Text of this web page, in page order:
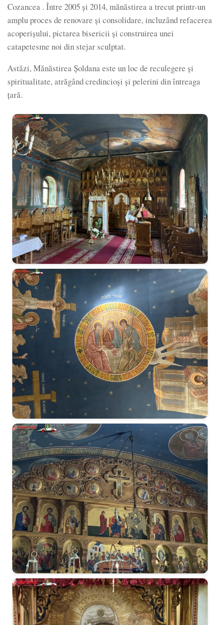
Cozancea . Între 2005 și 2014, mănăstirea a trecut printr-un
amplu proces de renovare și consolidare, incluzând refacerea
acoperișului, pictarea bisericii și construirea unei
catapetesme noi din stejar sculptat.
Astăzi, Mănăstirea Șoldana este un loc de reculegere și
spiritualitate, atrăgând credincioși și pelerini din întreaga
țară.